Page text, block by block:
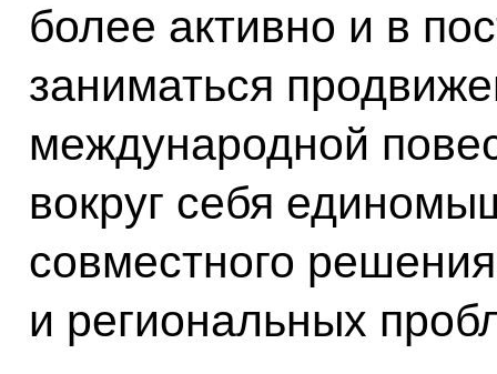
более активно и в
заниматься
международной
вокруг себя
совместного
и региональных